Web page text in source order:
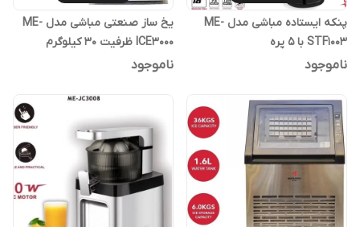
پنکه ایستاده مباشی مدل ME-
STF1003 با ۵ پره
ناموجود
یخ ساز صنعتی مباشی مدل ME-
ICE3000 ظرفیت ۳۰ کیلوگرم
ناموجود